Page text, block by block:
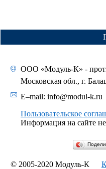
ООО «Модуль-К» -
Московская обл., г.
E–mail: info@modul-k.ru
Пользовательское
Информация на сайте
© 2005-2020 Модуль-К